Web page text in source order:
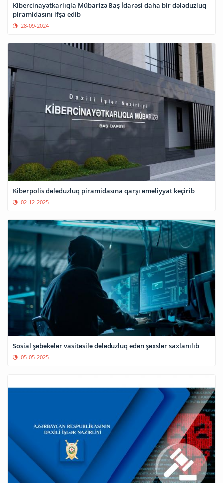
Kibercinayətkarlıqla Mübarizə Baş İdarəsi daha bir dələduzluq
piramidasını ifşa edib
28-09-2024
Kiberpolis dələduzluq piramidasına qarşı əməliyyat keçirib
02-12-2025
Sosial şəbəkələr vasitəsilə dələduzluq edən şəxslər saxlanılıb
05-05-2025